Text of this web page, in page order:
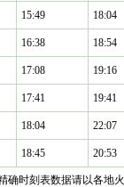
15:49 18:04
16:38 18:54
17:08 19:16
17:41 19:41
18:04 22:07
18:45 20:53
确时刻表数据请以各地